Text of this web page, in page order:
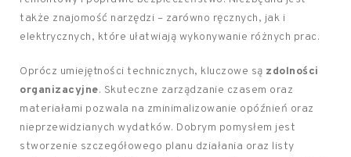
także znajomość narzędzi – zarówno ręcznych, jak i
elektrycznych, które ułatwiają wykonywanie różnych prac.
Oprócz umiejętności technicznych, kluczowe są zdolności
organizacyjne. Skuteczne zarządzanie czasem oraz
materiałami pozwala na zminimalizowanie opóźnień oraz
nieprzewidzianych wydatków. Dobrym pomysłem jest
stworzenie szczegółowego planu działania oraz listy